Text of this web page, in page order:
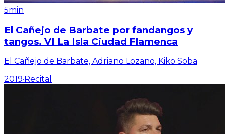
5min
El Cañejo de Barbate por fandangos y
tangos. VI La Isla Ciudad Flamenca
El Cañejo de Barbate, Adriano Lozano, Kiko Soba
2019· Recital